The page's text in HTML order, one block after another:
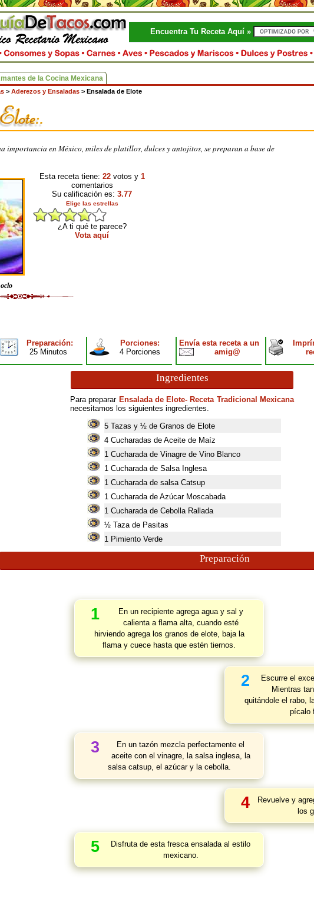
Encuentra Tu Receta Aquí »
de la Cocina Mexicana
> Aderezos y Ensaladas > Ensalada de Elote
importancia en México, miles de platillos, dulces y antojitos, se preparan a base de
Esta receta tiene: 22votos y 1
comentarios
Su calificación es: 3.77
Elige las estrellas
¿A ti qué te parece?
Vota aquí
Preparación:
25 Minutos
Porciones:
4 Porciones
Envía esta receta a un
amig@
Ingredientes
Para preparar Ensalada de Elote- Receta Tradicional Mexicana
necesitamos los siguientes ingredientes.
5 Tazas y ½ de Granos de Elote
4 Cucharadas de Aceite de Maíz
1 Cucharada de Vinagre de Vino Blanco
1 Cucharada de Salsa Inglesa
1 Cucharada de salsa Catsup
1 Cucharada de Azúcar Moscabada
1 Cucharada de Cebolla Rallada
½ Taza de Pasitas
1 Pimiento Verde
Preparación
1
En un recipiente agrega agua y sal y
calienta a flama alta, cuando esté
hirviendo agrega los granos de elote, baja la
flama y cuece hasta que estén tiernos.
2
Escurre el
Mientras
quitándole el rabo,
pícalo
3
En un tazón mezcla perfectamente el
aceite con el vinagre, la salsa inglesa, la
salsa catsup, el azúcar y la cebolla.
4
Revuelve y
los
5
Disfruta de esta fresca ensalada al estilo
mexicano.